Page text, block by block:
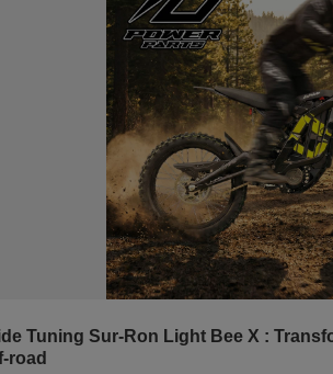
Tuning Sur-Ron Light Bee X :
road